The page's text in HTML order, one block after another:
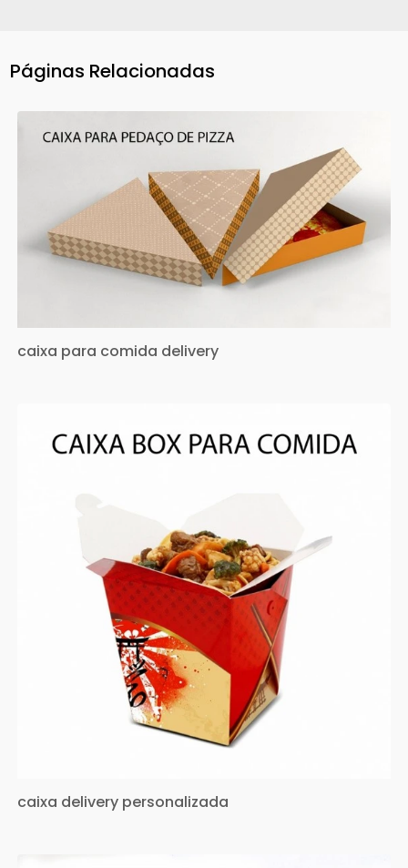
Páginas Relacionadas
caixa para comida delivery
caixa delivery personalizada